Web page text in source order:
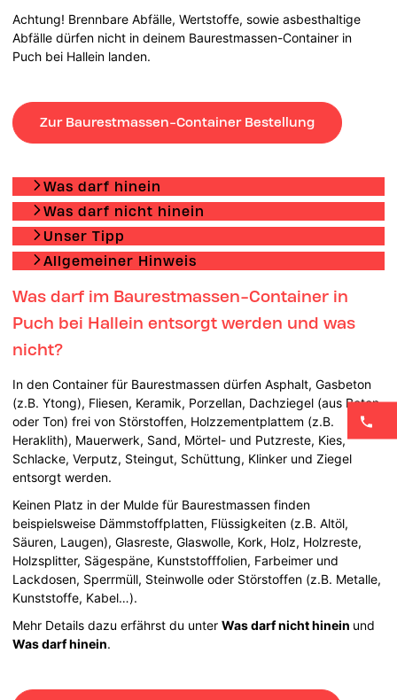
Achtung! Brennbare Abfälle, Wertstoffe, sowie asbesthaltige
Abfälle dürfen nicht in deinem Baurestmassen-Container in
Puch bei Hallein landen.
Zur Baurestmassen-Container Bestellung
Was darf hinein
Was darf nicht hinein
Unser Tipp
Allgemeiner Hinweis
Was darf im Baurestmassen-Container in
Puch bei Hallein entsorgt werden und was
nicht?
In den Container für Baurestmassen dürfen Asphalt, Gasbeton
(z.B. Ytong), Fliesen, Keramik, Porzellan, Dachziegel (aus Beton
oder Ton) frei von Störstoffen, Holzzementplattem (z.B.
Heraklith), Mauerwerk, Sand, Mörtel- und Putzreste, Kies,
Schlacke, Verputz, Steingut, Schüttung, Klinker und Ziegel
entsorgt werden.
Keinen Platz in der Mulde für Baurestmassen finden
beispielsweise Dämmstoffplatten, Flüssigkeiten (z.B. Altöl,
Säuren, Laugen), Glasreste, Glaswolle, Kork, Holz, Holzreste,
Holzsplitter, Sägespäne, Kunststofffolien, Farbeimer und
Lackdosen, Sperrmüll, Steinwolle oder Störstoffen (z.B. Metalle,
Kunststoffe, Kabel…).
Mehr Details dazu erfährst du unterWas darf nicht hinein und
Was darf hinein.